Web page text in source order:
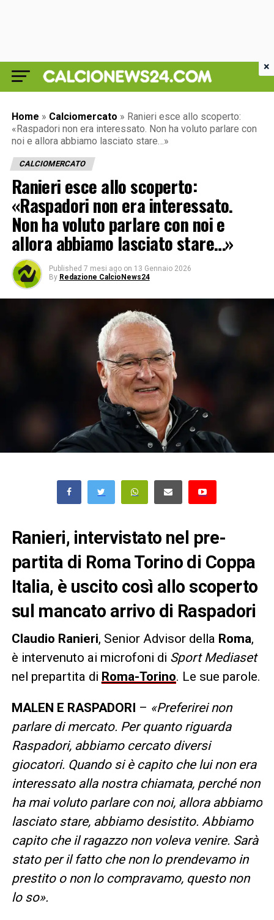
Home » Calciomercato » Ranieri esce allo scoperto:
«Raspadori non era interessato. Non ha voluto parlare con
noi e allora abbiamo lasciato stare…»
CALCIOMERCATO
Ranieri esce allo scoperto:
«Raspadori non era interessato.
Non ha voluto parlare con noi e
allora abbiamo lasciato stare…»
Published 7 mesi ago on 13 Gennaio 2026
By Redazione CalcioNews24
Ranieri, intervistato nel pre-
partita di Roma Torino di Coppa
Italia, è uscito così allo scoperto
sul mancato arrivo di Raspadori
Claudio Ranieri, Senior Advisor della Roma,
è intervenuto ai microfoni di Sport Mediaset
nel prepartita di Roma-Torino. Le sue parole.
MALEN E RASPADORI – «Preferirei non
parlare di mercato. Per quanto riguarda
Raspadori, abbiamo cercato diversi
giocatori. Quando si è capito che lui non era
interessato alla nostra chiamata, perché non
ha mai voluto parlare con noi, allora abbiamo
lasciato stare, abbiamo desistito. Abbiamo
capito che il ragazzo non voleva venire. Sarà
stato per il fatto che non lo prendevamo in
prestito o non lo compravamo, questo non
lo so».
×